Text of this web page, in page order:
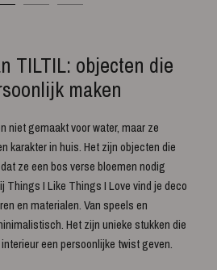
TILTIL: objecten die
maken
niet gemaakt voor water, maar ze
karakter in huis. Het zijn objecten die
ze een bos verse bloemen nodig
Things I Like Things I Love vind je deco
en materialen. Van speels en
Het zijn unieke stukken die
een persoonlijke twist geven.